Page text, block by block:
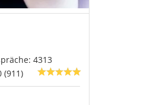
4313
(911)